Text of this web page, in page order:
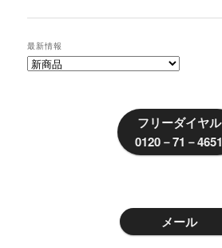
ナ
ビ
ゲ
ー
最新情報
最
フリーダイヤル
0120－71－4651
メール